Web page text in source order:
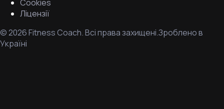
Cookies
Ліцензії
©2026Fitness Coach.Всі права захищені.Зроблено в
Україні